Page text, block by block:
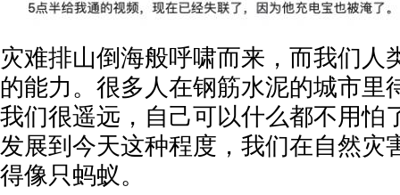
灾难排山倒海般呼啸而来，而我们人
的能力。很多人在钢筋水泥的城市里
我们很遥远，自己可以什么都不用怕
发展到今天这种程度，我们在自然灾
得像只蚂蚁。